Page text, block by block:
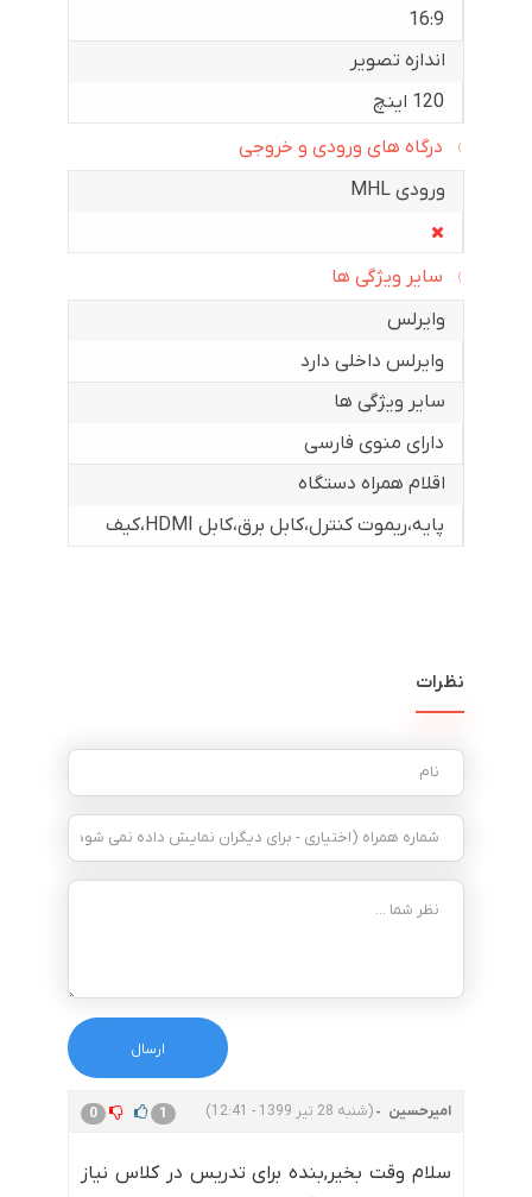
16:9
اندازه تصویر
120 اینچ
درگاه های ورودی و خروجی
ورودی MHL
سایر ویژگی ها
وایرلس
وایرلس داخلی دارد
سایر ویژگی ها
دارای منوی فارسی
اقلام همراه دستگاه
پایه،ریموت کنترل،کابل برق،کابل HDMI،کیف
نظرات
امیرحسین (شنبه 28 تیر 1399 - 12:41) 0 1
سلام وقت بخیر,بنده برای تدریس در کلاس نیاز